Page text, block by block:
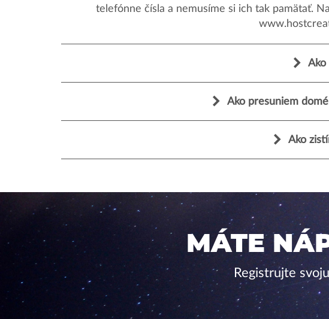
telefónne čísla a nemusíme si ich tak pamätať.
Ako
Ako presuniem
Ako
MÁTE
Registrujte